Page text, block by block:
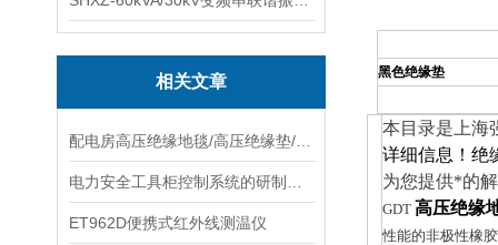
相关文章
ET962D便携式红外线测温仪
黑色绝缘垫
本目录是上海
详细信息！ 绝
为您提供*的
GDT 高压绝缘
性能的非极性橡